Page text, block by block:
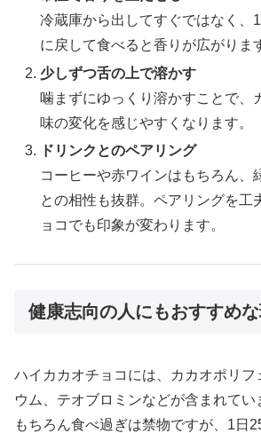
冷蔵庫から出してすぐではなく、
に戻して食べると香りが広がりま
少しずつ舌の上で溶かす
噛まずにゆっくり溶かすことで、
味の変化を感じやすくなります。
ドリンクとのペアリング
コーヒーや赤ワインはもちろん、
との相性も抜群。ペアリングを工
ョコでも印象が変わります。
健康志向の人にもおすすめ
ハイカカオチョコには、カカオポリフ
ウム、テオブロミンなどが含まれてい
もちろん食べ過ぎは禁物ですが、1日